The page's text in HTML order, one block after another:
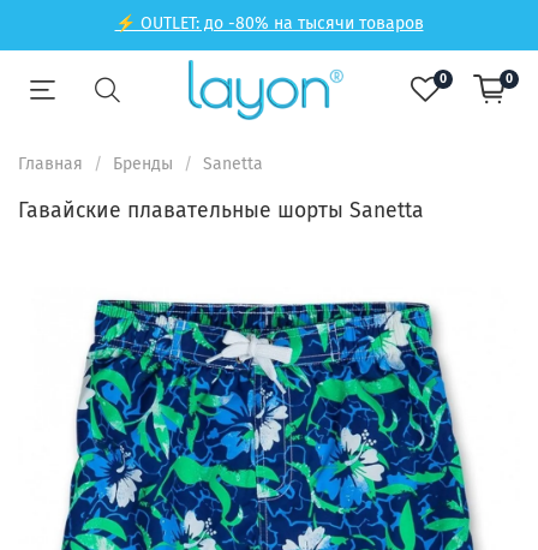
⚡ OUTLET: до -80% на тысячи товаров
0 0
Главная Бренды Sanetta
Гавайские плавательные шорты Sanetta